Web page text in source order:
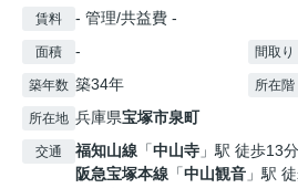
賃料 - 管理/共益費 -
面積 - 間取り
築年数 築34年 所在階
所在地 兵庫県宝塚市泉町
交通 福知山線 「中山寺 」駅 徒歩13分
阪急宝塚本線 「中山観音 」駅